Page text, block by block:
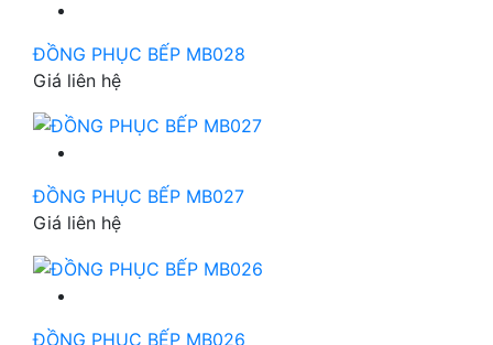
ĐỒNG PHỤC BẾP MB028
Giá liên hệ
ĐỒNG PHỤC BẾP MB027
Giá liên hệ
ĐỒNG PHỤC BẾP MB026